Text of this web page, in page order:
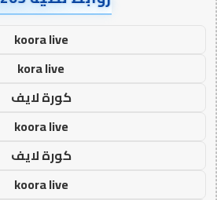
koora live
kora live
كورة لايف
koora live
كورة لايف
koora live